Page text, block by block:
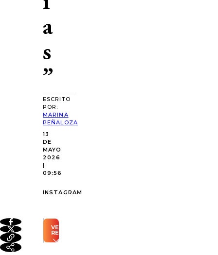
a
s
”
ESCRITO
POR:
MARINA
PEÑALOZA
13
DE
MAYO
2026
|
09:56
INSTAGRAM
VER
RESUMEN